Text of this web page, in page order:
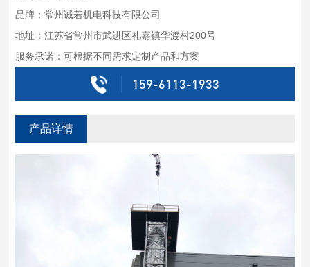
品牌：常州诚若机电科技有限公司
地址：江苏省常州市武进区礼嘉镇华渡村200号
服务承诺：可根据不同需求定制产品和方案
159-6113-1933
产品详情